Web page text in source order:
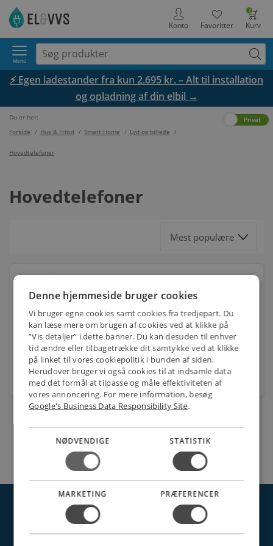
0
Kurv
Favoritter
Konto
Menu
⚡ Egen ladestander fra kun 2.695 kr. – Alt til installation
og opladning af din elbil →
Du er her:
Forside / Hus & Fritid / Smart Home / Lyd og billede /
Hovedtelefoner
Privat
Hovedtelefoner
| Bluetoo
350,00 kr.pr. stk.
stk. favorite
NETSALG EL & VVS APS
Danmark
Denne hjemmeside bruger cookies
Vi bruger egne cookies samt cookies fra tredjepart. Du
kan læse mere om brugen af cookies ved at klikke på
”Vis detaljer” i dette banner. Du kan desuden til enhver
tid ændre eller tilbagetrække dit samtykke ved at klikke
på linket til vores cookiepolitik i bunden af siden.
Herudover bruger vi også cookies til at indsamle data
med det formål at tilpasse og måle effektiviteten af
vores annoncering. For mere information, besøg
Google's Business Data Responsibility Site.
NØDVENDIGE STATISTIK
MARKETING PRÆFERENCER